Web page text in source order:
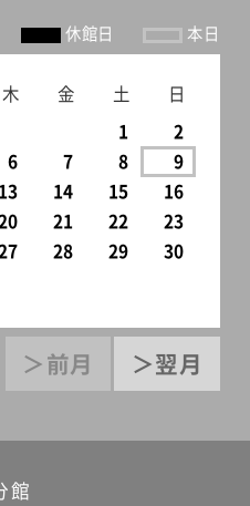
休館日 本日
木 金 土 日
1
2
6 7 8
9
13 14 15
16
21 22
23
28 29
30
＞前月 ＞翌月
館